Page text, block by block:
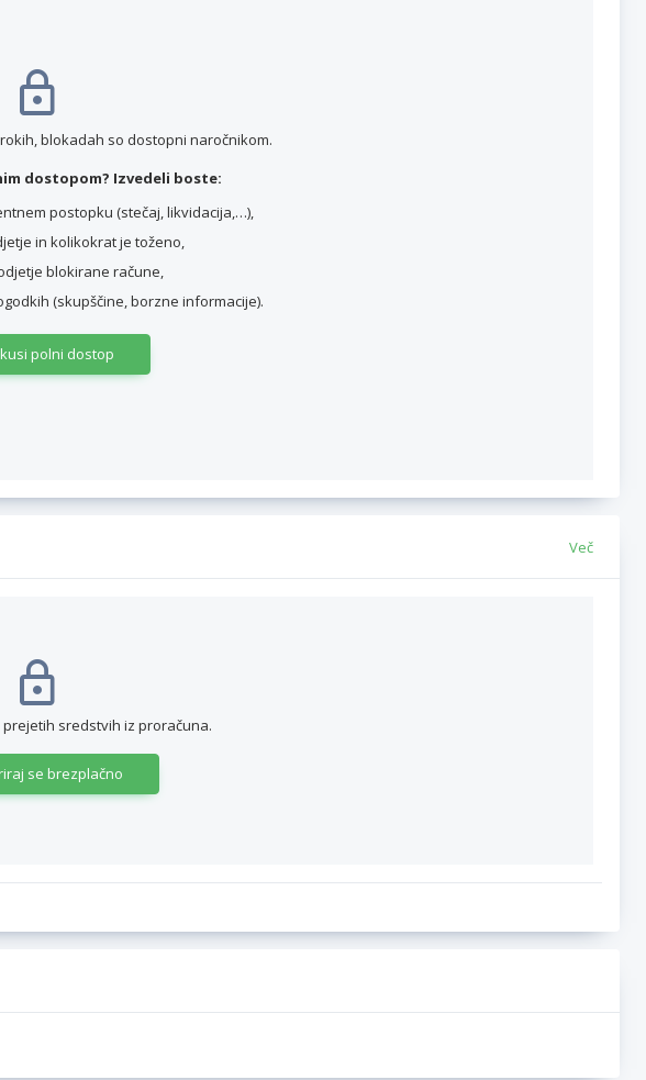
blokadah so dostopni naročnikom.
dostopom? Izvedeli boste:
postopku (stečaj, likvidacija,…),
in kolikokrat je toženo,
blokirane račune,
(skupščine, borzne informacije).
polni dostop
Več
sredstvih iz proračuna.
se brezplačno